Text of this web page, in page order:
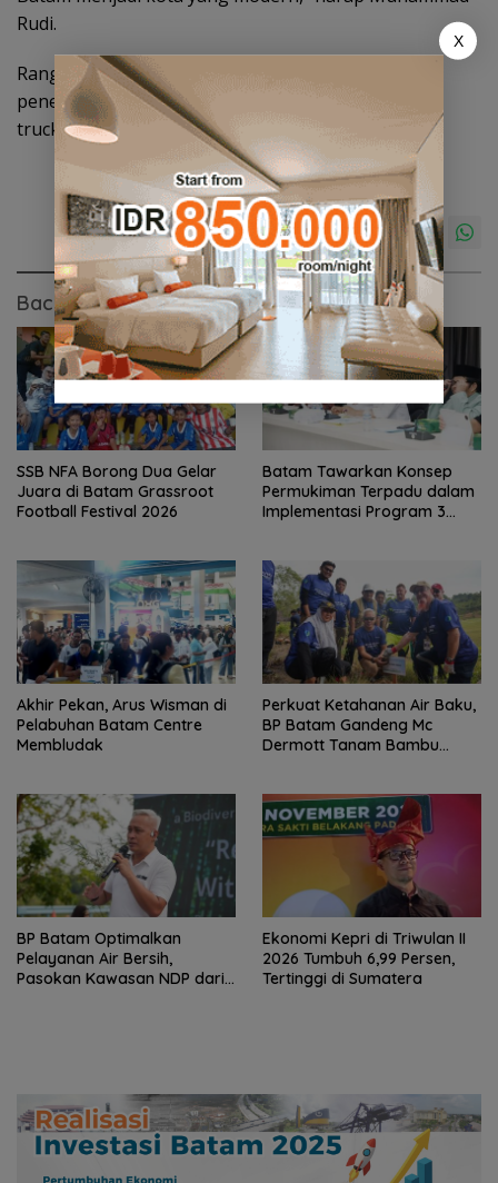
Rudi.
Rangkaian seremoni kemudian diakhiri dengan
penekanan sirine dan pengecoran on-site pertama
truck mixer secara simbolis. (rud/agm)
Baca Juga
SSB NFA Borong Dua Gelar
Juara di Batam Grassroot
Football Festival 2026
Batam Tawarkan Konsep
Permukiman Terpadu dalam
Implementasi Program 3
Akhir Pekan, Arus Wisman di
Pelabuhan Batam Centre
Membludak
Perkuat Ketahanan Air Baku,
BP Batam Gandeng Mc
Dermott Tanam Bambu
BP Batam Optimalkan
Pelayanan Air Bersih,
Pasokan Kawasan NDP dari
Ekonomi Kepri di Triwulan II
2026 Tumbuh 6,99 Persen,
Tertinggi di Sumatera
X